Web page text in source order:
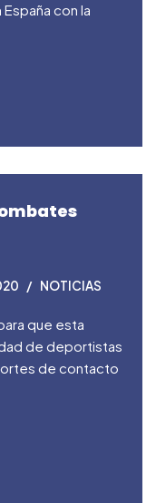
con la
NOTICIAS
que esta
de deportistas
de contacto